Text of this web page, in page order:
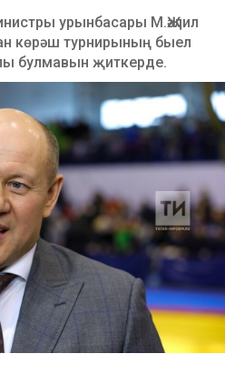
урынбасары М.Җәлил
көрәш турнирының быел
булмавын җиткерде.